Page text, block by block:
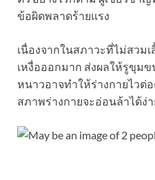
ข้อผิดพลาดร้ายแรง
เนื่องจากในสภาวะที่ไม่สวม
เหงื่อออกมาก ส่งผลให้รูขุม
หนาวอาจทำให้ร่างกายไวต่
สภาพร่างกายจะอ่อนล้าได้ง่